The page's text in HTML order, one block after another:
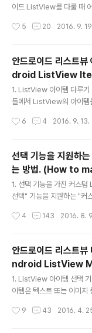
다. 이를 위해, [안드로이드
고자 하는 아이템으로의 위
이드 ListView를 다룰 때
iew, ImageView, Button
이, ListView의 Adapter를
생소함" 또는 "구조의 복잡
지만 대부분의 개발 관련
er 또한, 지속적으로 학습하
을 거치면, 금방 능숙하게
에 소요되는 노력과 시간을..
5 20 2016. 9. 19.
안드로이드 리스트
droid ListView
parator,
1. ListView 아이템 다루기
들에서 ListView의 아이템
나, 이미 추가된 아이템을
리스트뷰 아이템 추가,수
대해 다시 한번 정리하면
는 주체가 Adapter이고,
이템 데이터가 화면에 표시
기능이 완성된다는 것을 설
제들의 내용에서 크게 벗어
6 4 2016. 9. 13.
선택 기능을 지원하
는 방법. (How to
ListView)
1. 선택 기능을 가진 커스
선택" 기능을 지원하는 "
의 내용과 [안드로이드 리
eckable)한지, 그리고 현
판단할 수 있는 기능이 추가
의미인지 선뜻 이해가 되
View 만드는 방법으로 다
ListView 아이템 Layout에
4 143 2016. 8.
안드로이드 리스트
ndroid ListView
1. ListView 아이템 선택
이템은 텍스트 또는 이미지
데이터의 내용이나 개수를
9 43 2016. 4.